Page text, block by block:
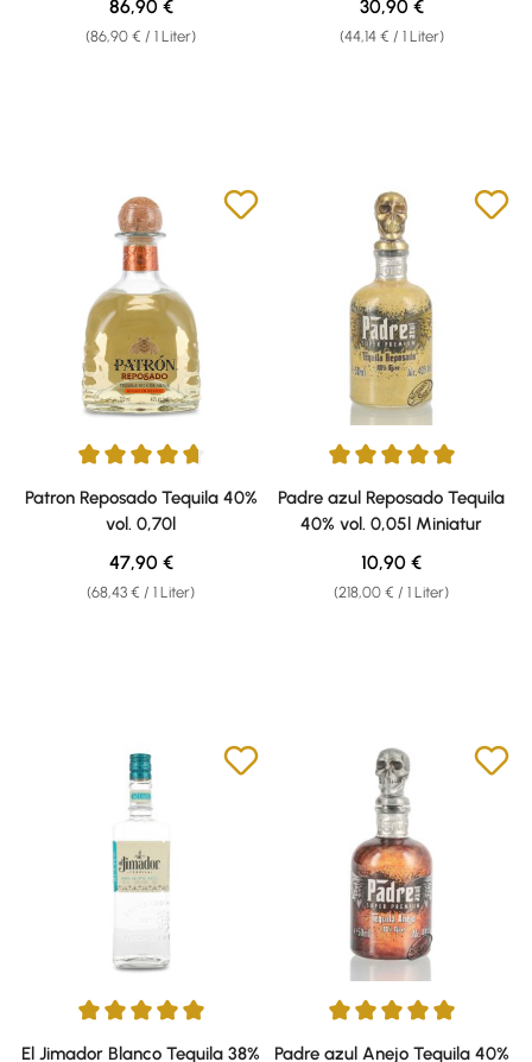
(86,90 € / 1 Liter)
Regulärer Preis:
86,90 €
(44,14 € / 1 Liter)
Regulärer Preis:
30,90 €
Durchschnittliche Bewertung von 4.86 von 5 Sternen
Patron Reposado Tequila 40%
vol. 0,70l
(68,43 € / 1 Liter)
Regulärer Preis:
47,90 €
Durchschnittliche Bewertung
Padre azul Reposado Tequila
40% vol. 0,05l Miniatur
(218,00 € / 1 Liter)
Regulärer Preis:
10,90 €
Durchschnittliche Bewertung von 5 von 5 Sternen
El Jimador Blanco Tequila 38%
Durchschnittliche Bewertung
Padre azul Anejo Tequila 40%